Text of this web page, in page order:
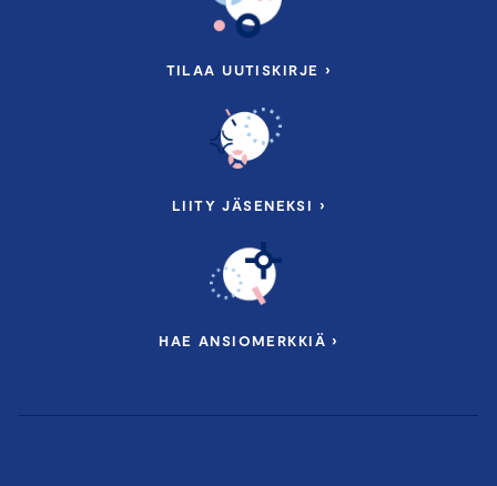
TILAA UUTISKIRJE ›
LIITY JÄSENEKSI ›
HAE ANSIOMERKKIÄ ›